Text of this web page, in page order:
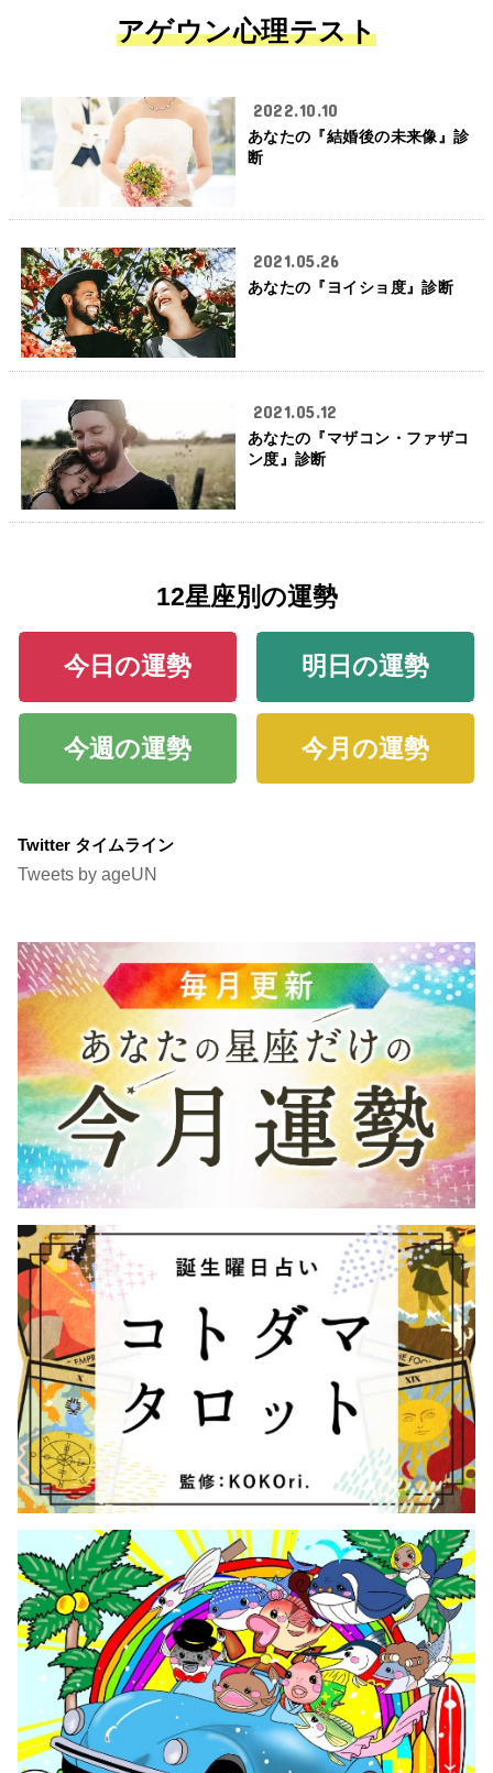
アゲウン心理テスト
2022.10.10
あなたの『結婚後の未来像』診
断
2021.05.26
あなたの『ヨイショ度』診断
2021.05.12
あなたの『マザコン・ファザコ
ン度』診断
12星座別の運勢
今日の運勢 明日の運勢
今週の運勢 今月の運勢
Twitter タイムライン
Tweets by ageUN